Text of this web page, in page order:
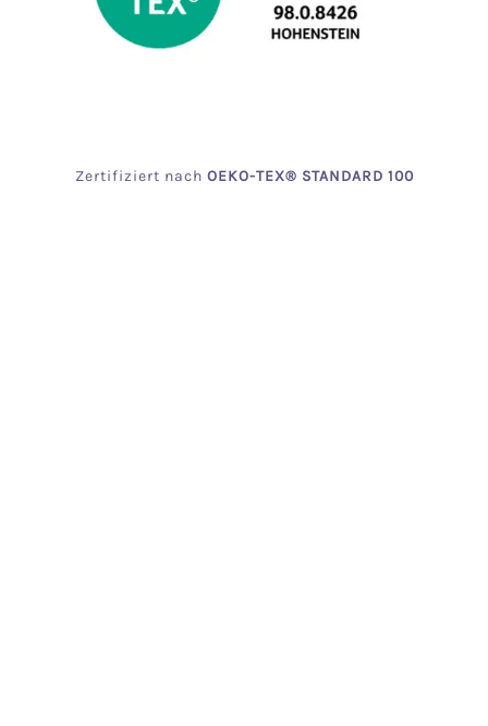
Zertifiziert nach OEKO-TEX® STANDARD 100